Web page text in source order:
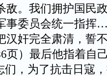
敌。我们拥护国民
事委员会统一指
汉奸完全肃清，誓
页）最后他指着自
们，为了抗击日寇